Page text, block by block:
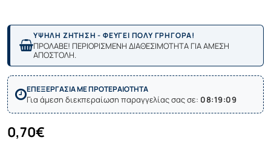
ΥΨΗΛΗ ΖΗΤΗΣΗ - ΦΕΥΓΕΙ ΠΟΛΥ ΓΡΗΓΟΡΑ!
ΠΡΟΛΑΒΕ! ΠΕΡΙΟΡΙΣΜΕΝΗ ΔΙΑΘΕΣΙΜΟΤΗΤΑ ΓΙΑ ΑΜΕΣΗ
ΑΠΟΣΤΟΛΗ.
ΕΠΕΞΕΡΓΑΣΙΑ ΜΕ ΠΡΟΤΕΡΑΙΟΤΗΤΑ
Για άμεση διεκπεραίωση παραγγελίας σας σε: 08:19:09
0,70€